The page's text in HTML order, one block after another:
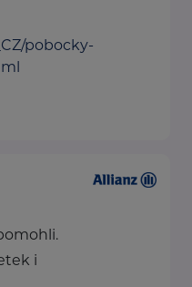
pobocky-
i